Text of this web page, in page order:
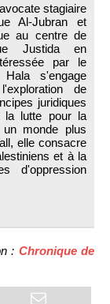
stagiaire
Al-Jubran et
au centre de
Justida en
par le
Hala s'engage
de
juridiques
la lutte pour la
monde plus
elle consacre
et à la
d'oppression
: Chronique de